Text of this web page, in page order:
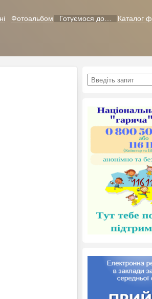
Фотоальбом Готуємося до… Каталог